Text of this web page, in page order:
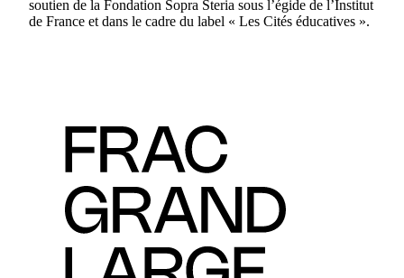
soutien de la Fondation Sopra Steria sous l’égide de l’Institut
de France et dans le cadre du label « Les Cités éducatives ».